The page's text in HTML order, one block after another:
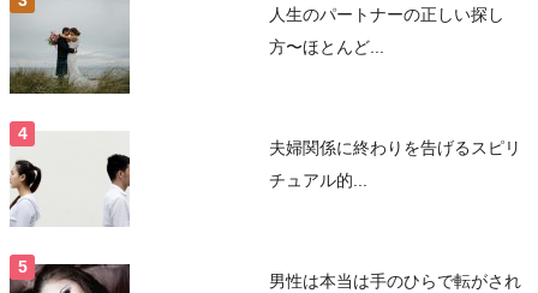
人生のパートナーの正しい探し
方〜ほとんど...
夫婦関係に終わりを告げるスピリ
チュアル的...
男性は本当は手のひらで転がされ